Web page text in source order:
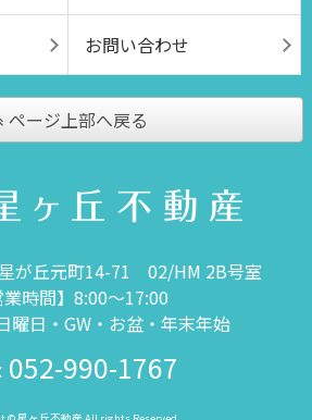
お問い合わせ
ページ上部へ戻る
が丘元町14-71 02/HM 2B号室
業時間】8:00～17:00
曜日・GW・お盆・年末年始
052-990-1767